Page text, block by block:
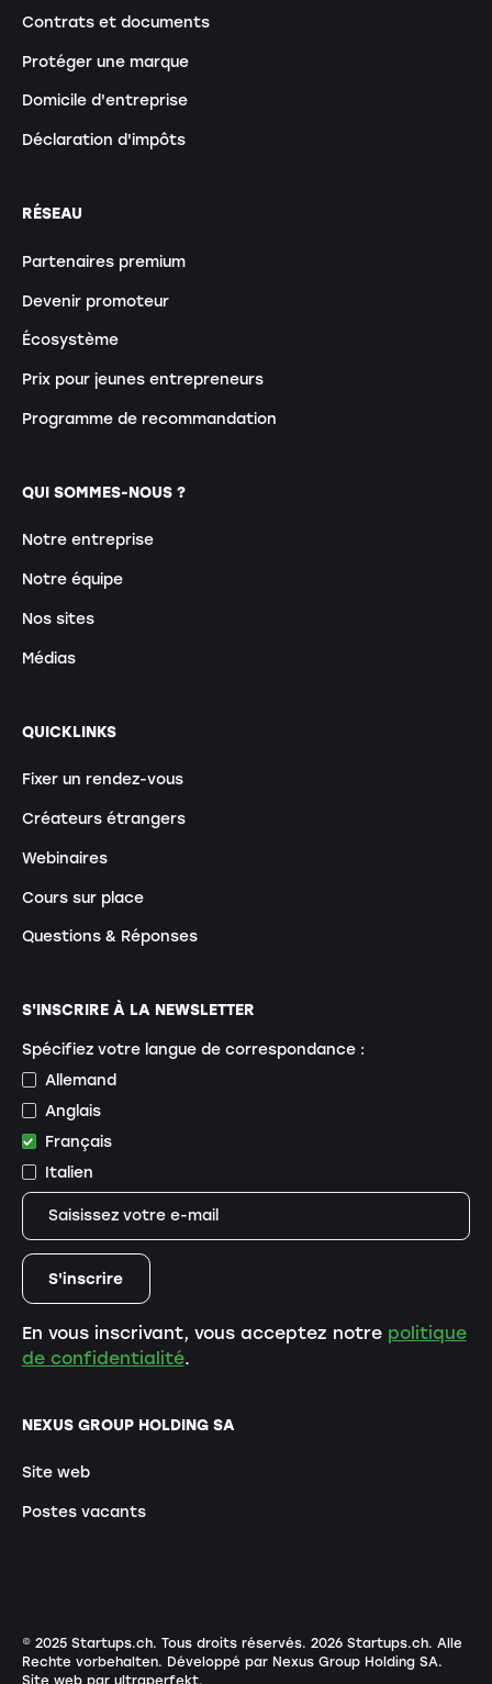
Contrats et documents
Protéger une marque
Domicile d'entreprise
Déclaration d'impôts
RÉSEAU
Partenaires premium
Devenir promoteur
Écosystème
Prix pour jeunes entrepreneurs
Programme de recommandation
QUI SOMMES-NOUS ?
Notre entreprise
Notre équipe
Nos sites
Médias
QUICKLINKS
Fixer un rendez-vous
Créateurs étrangers
Webinaires
Cours sur place
Questions & Réponses
NEXUS GROUP HOLDING SA
Site web
Postes vacants
S'INSCRIRE À LA NEWSLETTER
Spécifiez votre langue de correspondance :
Allemand
Anglais
Français
Italien
En vous inscrivant, vous acceptez notre politique
de confidentialité.
© 2025 Startups.ch. Tous droits réservés. 2026Startups.ch. Alle
Rechte vorbehalten. Développé par Nexus Group Holding SA.